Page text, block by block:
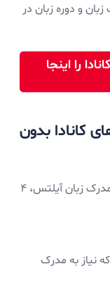
زبان و دوره زبان در
را اینجا
کانادا بدون
به‌طورکلی برای اخذ پذیرش کالج کانادا بدون مدرک زبان آیلتس، ۴
نیاز به مدرک